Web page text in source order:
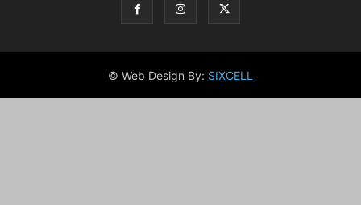
© Web Design By: SIXCELL